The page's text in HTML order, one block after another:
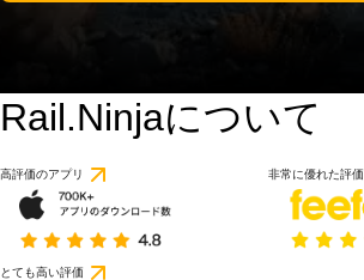
Rail.Ninjaについて
高評価のアプリ 非常に優れた評価
とても高い評価